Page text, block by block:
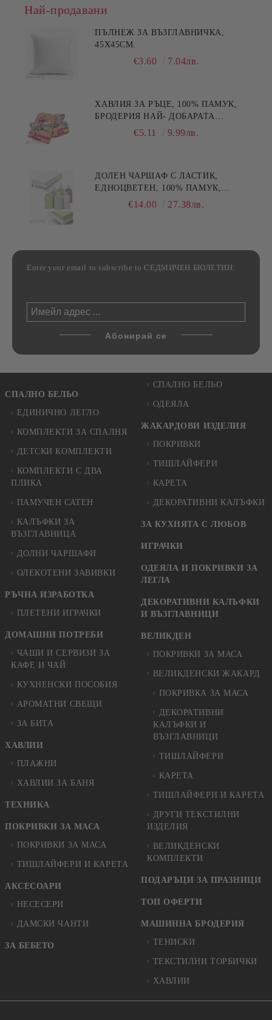
Най-продавани
ПЪЛНЕЖ ЗА ВЪЗГЛАВНИЧКА,
45X45СМ.
€3.60 7.04лв.
ХАВЛИЯ ЗА РЪЦЕ, 100% ПАМУК,
БРОДЕРИЯ НАЙ- ДОБАРАТА
МАЙКА/БАБА , РАЗМЕР:
€5.11 9.99лв.
ДОЛЕН ЧАРШАФ С ЛАСТИК,
ЕДНОЦВЕТЕН, 100% ПАМУК,
РАЗЛИЧНИ РАЗМЕРИ
€14.00 27.38лв.
Enter your email to subscribe to СЕДМИЧЕН БЮЛЕТИН:
СПАЛНО БЕЛЬО
ЕДИНИЧНО ЛЕГЛО
КОМПЛЕКТИ ЗА СПАЛНЯ
ДЕТСКИ КОМПЛЕКТИ
КОМПЛЕКТИ С ДВА
ПЛИКА
ПАМУЧЕН САТЕН
КАЛЪФКИ ЗА
ВЪЗГЛАВНИЦА
ДОЛНИ ЧАРШАФИ
ОЛЕКОТЕНИ ЗАВИВКИ
РЪЧНА ИЗРАБОТКА
ПЛЕТЕНИ ИГРАЧКИ
ДОМАШНИ ПОТРЕБИ
ЧАШИ И СЕРВИЗИ ЗА
КАФЕ И ЧАЙ
КУХНЕНСКИ ПОСОБИЯ
АРОМАТНИ СВЕЩИ
ЗА БИТА
ХАВЛИИ
ПЛАЖНИ
ХАВЛИИ ЗА БАНЯ
ТЕХНИКА
ПОКРИВКИ ЗА МАСА
ПОКРИВКИ ЗА МАСА
ТИШЛАЙФЕРИ И КАРЕТА
АКСЕСОАРИ
НЕСЕСЕРИ
ДАМСКИ ЧАНТИ
ЗА БЕБЕТО
СПАЛНО БЕЛЬО
ОДЕЯЛА
ЖАКАРДОВИ ИЗДЕЛИЯ
ПОКРИВКИ
ТИШЛАЙФЕРИ
КАРЕТА
ДЕКОРАТИВНИ КАЛЪФКИ
ЗА КУХНЯТА С ЛЮБОВ
ИГРАЧКИ
ОДЕЯЛА И ПОКРИВКИ ЗА
ЛЕГЛА
ДЕКОРАТИВНИ КАЛЪФКИ
И ВЪЗГЛАВНИЦИ
ВЕЛИКДЕН
ПОКРИВКИ ЗА МАСА
ВЕЛИКДЕНСКИ ЖАКАРД
ПОКРИВКА ЗА МАСА
ДЕКОРАТИВНИ
КАЛЪФКИ И
ВЪЗГЛАВНИЦИ
ТИШЛАЙФЕРИ
КАРЕТА
ТИШЛАЙФЕРИ И КАРЕТА
ДРУГИ ТЕКСТИЛНИ
ИЗДЕЛИЯ
ВЕЛИКДЕНСКИ
КОМПЛЕКТИ
ПОДАРЪЦИ ЗА ПРАЗНИЦИ
ТОП ОФЕРТИ
МАШИННА БРОДЕРИЯ
ТЕНИСКИ
ТЕКСТИЛНИ ТОРБИЧКИ
ХАВЛИИ